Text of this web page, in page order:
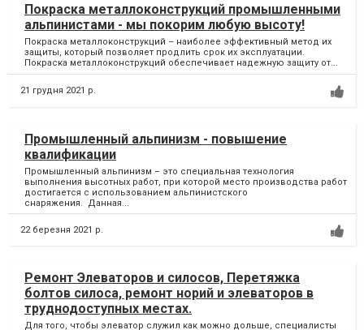
Покраска металлоконструкций промышленными
альпинистами - мы покорим любую высоту!
Покраска металлоконструкций – наиболее эффективный метод их
защиты, который позволяет продлить срок их эксплуатации.
Покраска металлоконструкций обеспечивает надежную защиту от...
21 грудня 2021 р.
Промышленный альпинизм - повышение
квалификации
Промышленный альпинизм – это специальная технология
выполнения высотных работ, при которой место производства работ
достигается с использованием альпинистского
снаряжения. Данная...
22 березня 2021 р.
Ремонт Элеваторов и силосов, Перетяжка
болтов силоса, ремонт норий и элеваторов в
труднодоступных местах.
Для того, чтобы элеватор служил как можно дольше, специалисты